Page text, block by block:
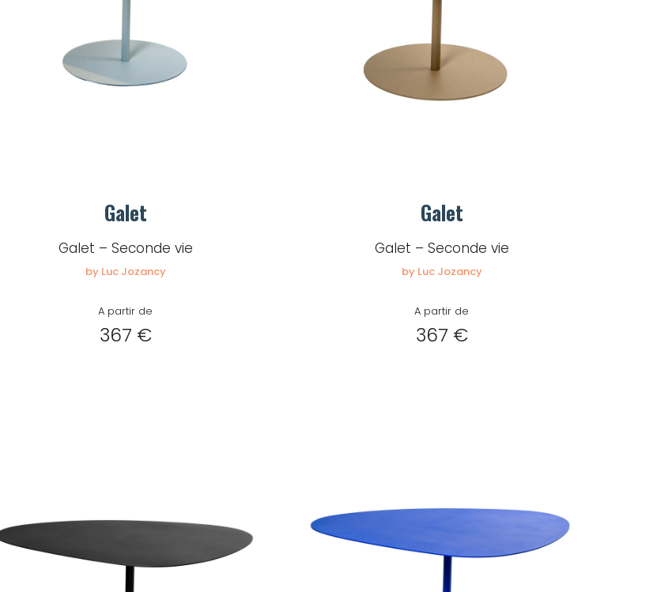
Galet
Galet – Seconde vie
by Luc Jozancy
A partir de
367 €
Galet
Galet – Seconde vie
by Luc Jozancy
A partir de
367 €